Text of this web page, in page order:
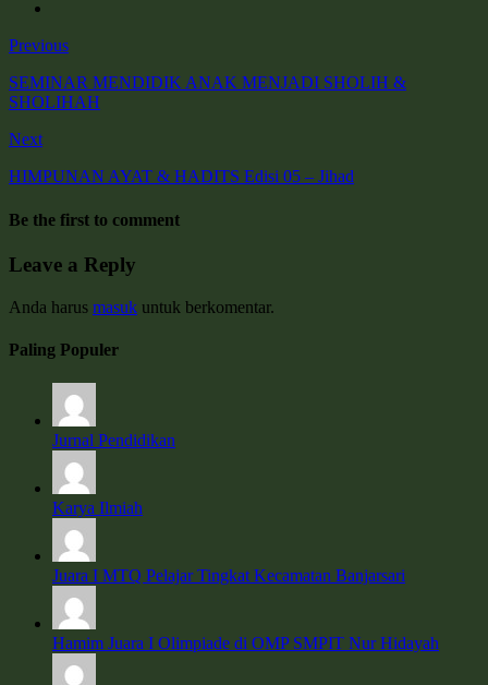
Previous
SEMINAR MENDIDIK ANAK MENJADI SHOLIH &
SHOLIHAH
Next
HIMPUNAN AYAT & HADITS Edisi 05 – Jihad
Be the first to comment
Leave a Reply
Anda harus masuk untuk berkomentar.
Paling Populer
Jurnal Pendidikan
Karya Ilmiah
Juara I MTQ Pelajar Tingkat Kecamatan Banjarsari
Hamim Juara I Olimpiade di OMP SMPIT Nur Hidayah